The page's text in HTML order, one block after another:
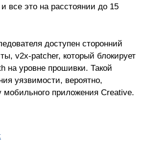
все это на расстоянии до 15
доступен сторонний
v2x-patcher, который блокирует
на уровне прошивки. Такой
уязвимости, вероятно,
мобильного приложения Creative.